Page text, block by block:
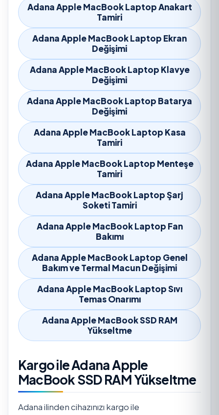
Adana Apple MacBook Laptop Anakart
Tamiri
Adana Apple MacBook Laptop Ekran
Değişimi
Adana Apple MacBook Laptop Klavye
Değişimi
Adana Apple MacBook Laptop Batarya
Değişimi
Adana Apple MacBook Laptop Kasa
Tamiri
Adana Apple MacBook Laptop Menteşe
Tamiri
Adana Apple MacBook Laptop Şarj
Soketi Tamiri
Adana Apple MacBook Laptop Fan
Bakımı
Adana Apple MacBook Laptop Genel
Bakım ve Termal Macun Değişimi
Adana Apple MacBook Laptop Sıvı
Temas Onarımı
Adana Apple MacBook SSD RAM
Yükseltme
Kargo ile Adana Apple
MacBook SSD RAM Yükseltme
Adana ilinden cihazınızı kargo ile